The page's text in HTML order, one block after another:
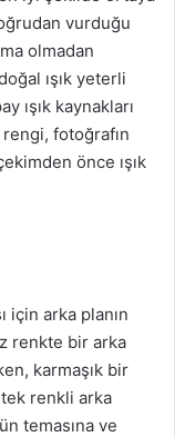
vurduğu
olmadan
ışık yeterli
ışık kaynakları
fotoğrafın
önce ışık
için arka planın
renkte bir arka
karmaşık bir
renkli arka
temasına ve